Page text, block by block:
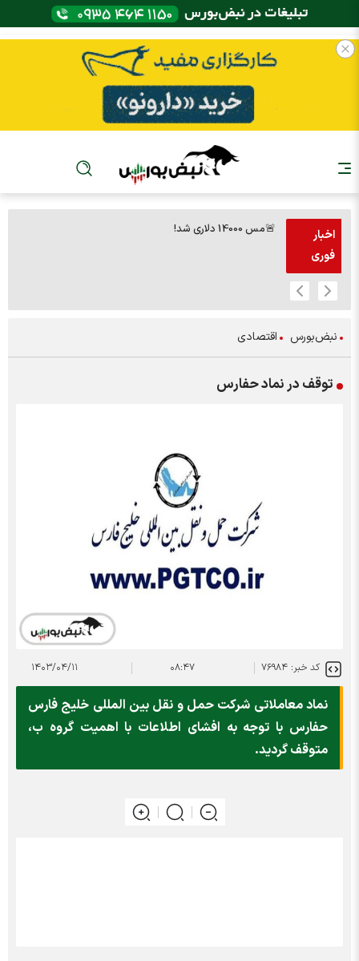
اخبار
فوری
🚨مس 14000 دلاری شد!
نبض‌بورس اقتصادی
توقف در نماد حفارس
کد خبر: ۷۶۹۸۴ ۰۸:۴۷ ۱۴۰۳/۰۴/۱۱
نماد معاملاتی شرکت حمل و نقل بین المللی خلیج فارس
حفارس با توجه به افشای اطلاعات با اهمیت گروه ب،
متوقف گردید.